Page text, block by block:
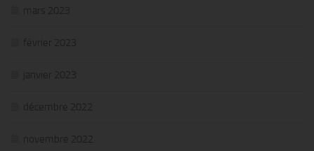
mars 2023
février 2023
janvier 2023
décembre 2022
novembre 2022